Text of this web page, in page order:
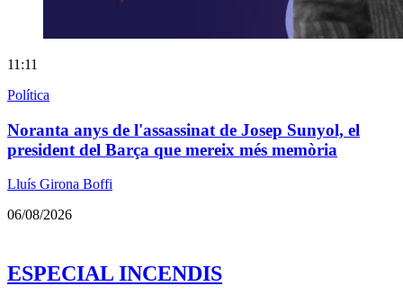
11:11
Política
Noranta anys de l'assassinat de Josep Sunyol, el
president del Barça que mereix més memòria
Lluís Girona Boffi
06/08/2026
ESPECIAL INCENDIS